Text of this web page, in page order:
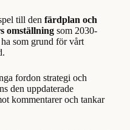
till den färdplan och
omställning som 2030-
som grund för vårt
fordon strategi och
den uppdaterade
kommentarer och tankar